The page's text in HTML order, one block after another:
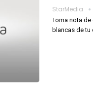
StarMedia
Toma nota
blancas de tu